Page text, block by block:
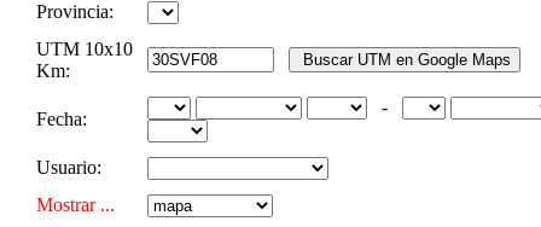
Provincia:
UTM 10x10
Km:
Fecha:
-
Usuario:
Mostrar ...